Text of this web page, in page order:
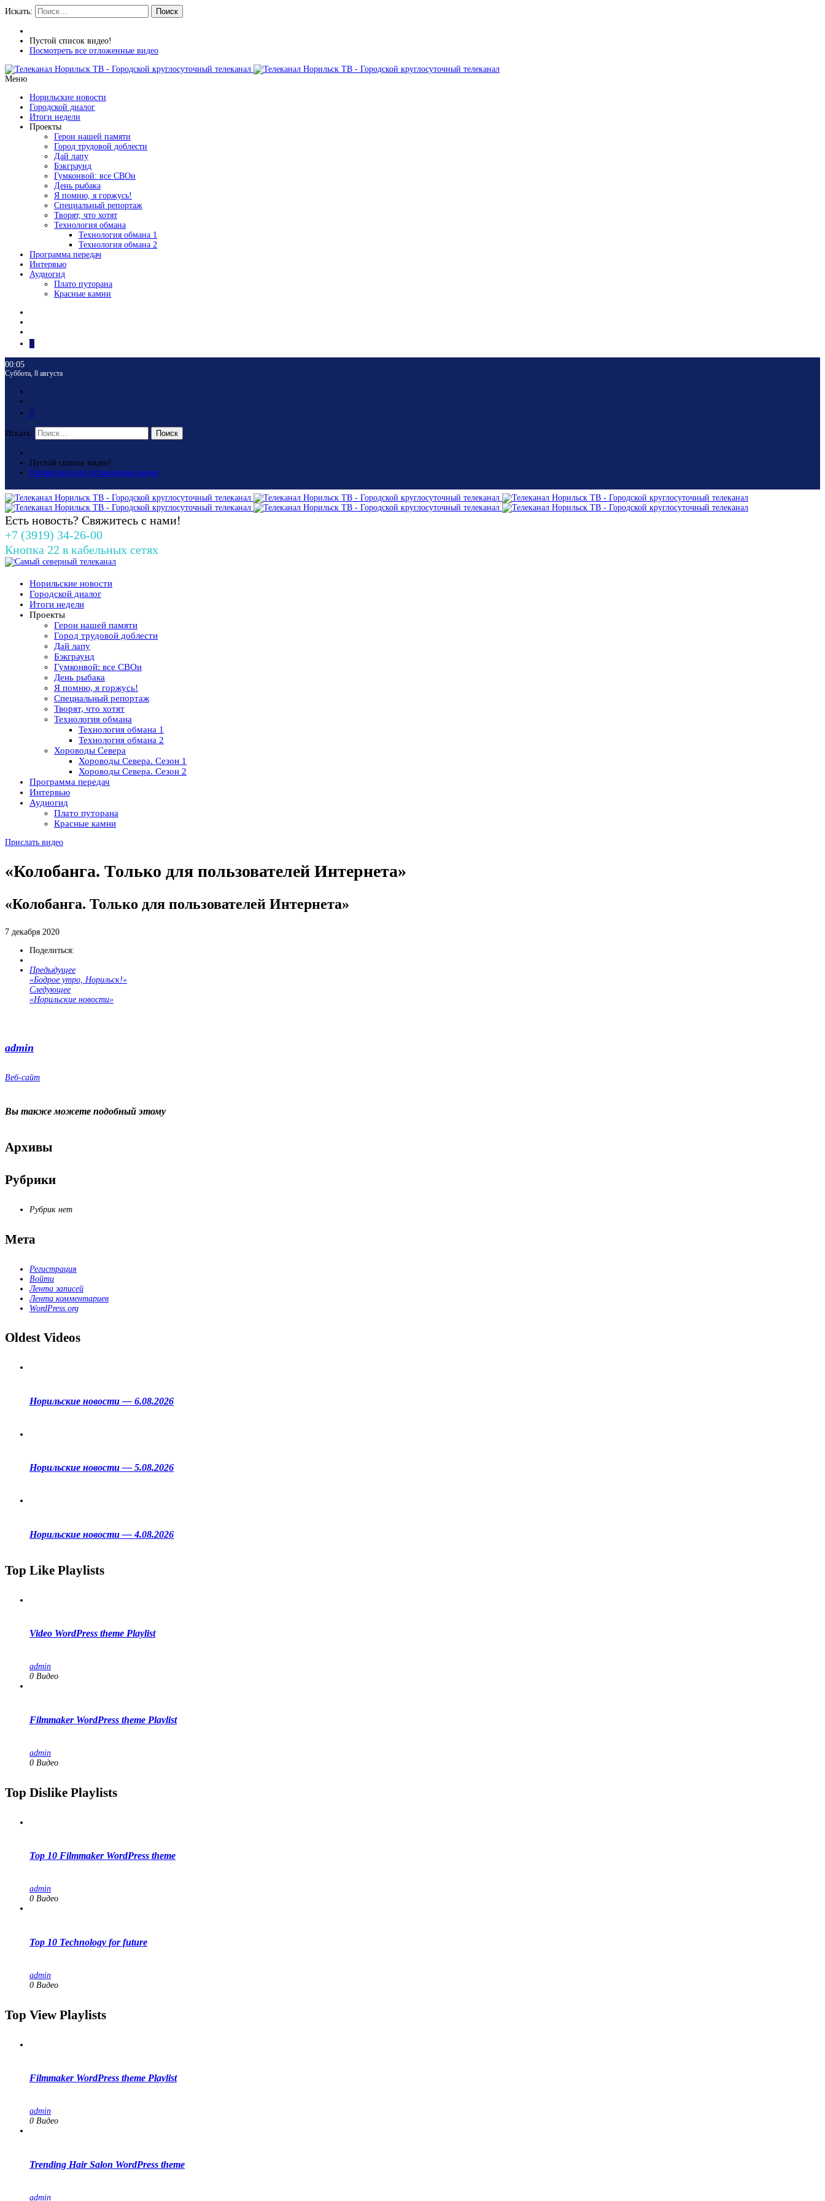
Искать: Поиск
Пустой список видео!
Посмотреть все отложенные видео
Меню
Норильские новости
Городской диалог
Итоги недели
Проекты
Герои нашей памяти
Город трудовой доблести
Дай лапу
Бэкграунд
Гумконвой: все СВОи
День рыбака
Я помню, я горжусь!
Специальный репортаж
Творят, что хотят
Технология обмана
Технология обмана 1
Технология обмана 2
Программа передач
Интервью
Аудиогид
Плато путорана
Красные камни
00:05
Суббота, 8 августа
Искать: Поиск
Пустой список видео!
Посмотреть все отложенные видео
Есть новость? Свяжитесь с нами!
+7 (3919) 34-26-00
Кнопка 22 в кабельных сетях
Норильские новости
Городской диалог
Итоги недели
Проекты
Герои нашей памяти
Город трудовой доблести
Дай лапу
Бэкграунд
Гумконвой: все СВОи
День рыбака
Я помню, я горжусь!
Специальный репортаж
Творят, что хотят
Технология обмана
Технология обмана 1
Технология обмана 2
Хороводы Севера
Хороводы Севера. Сезон 1
Хороводы Севера. Сезон 2
Программа передач
Интервью
Аудиогид
Плато путорана
Красные камни
Прислать видео
«Колобанга. Только для пользователей Интернета»
«Колобанга. Только для пользователей Интернета»
7 декабря 2020
Поделиться:
Предыдущее
«Бодрое утро, Норильск!»
Следующее
«Норильские новости»
admin
Веб-сайт
Вы также можете подобный этому
Архивы
Рубрики
Рубрик нет
Мета
Регистрация
Войти
Лента записей
Лента комментариев
WordPress.org
Oldest Videos
Норильские новости — 6.08.2026
Норильские новости — 5.08.2026
Норильские новости — 4.08.2026
Top Like Playlists
Video WordPress theme Playlist
admin
0 Видео
Filmmaker WordPress theme Playlist
admin
0 Видео
Top Dislike Playlists
Top 10 Filmmaker WordPress theme
admin
0 Видео
Top 10 Technology for future
admin
0 Видео
Top View Playlists
Filmmaker WordPress theme Playlist
admin
0 Видео
Trending Hair Salon WordPress theme
admin